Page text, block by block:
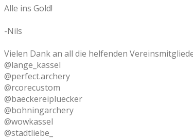
Alle ins Gold!
-Nils
Vielen Dank an all die helfenden
@lange_kassel
@perfect.archery
@rcorecustom
@baeckereipluecker
@bohningarchery
@wowkassel
@stadtliebe_